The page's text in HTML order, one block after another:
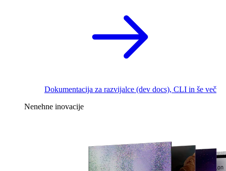
Dokumentacija za razvijalce (dev docs), CLI in še več
Nenehne inovacije